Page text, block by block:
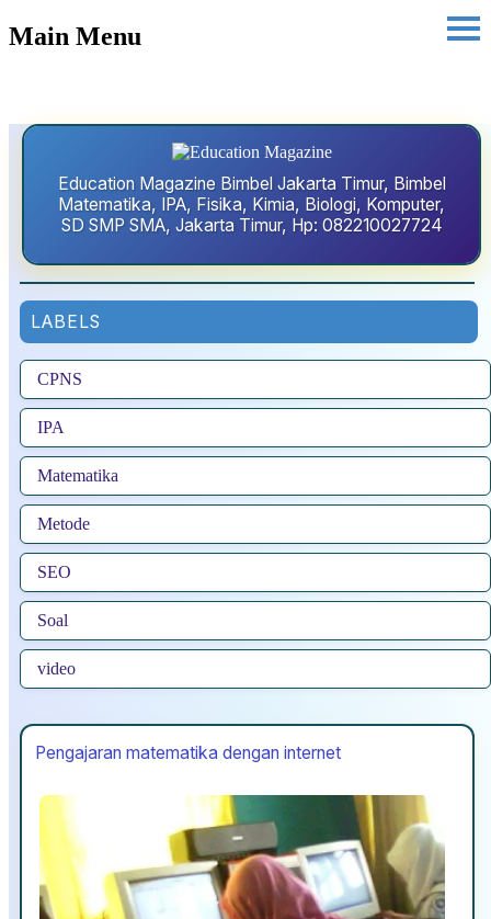
Main Menu
Education Magazine Bimbel Jakarta Timur, Bimbel
Matematika, IPA, Fisika, Kimia, Biologi, Komputer,
SD SMP SMA, Jakarta Timur, Hp: 082210027724
LABELS
CPNS
IPA
Matematika
Metode
SEO
Soal
video
Pengajaran matematika dengan internet